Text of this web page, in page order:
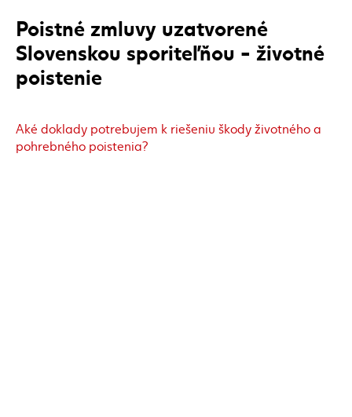
Poistné zmluvy uzatvorené
Slovenskou sporiteľňou - životné
poistenie
Aké doklady potrebujem k riešeniu škody životného a
pohrebného poistenia?